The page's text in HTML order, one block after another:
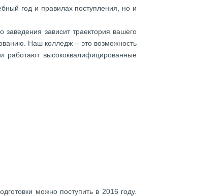
год и правилах поступления, но и
зависит траектория вашего
Наш колледж – это возможность
работают высококвалифицированные
можно поступить в 2016 году.